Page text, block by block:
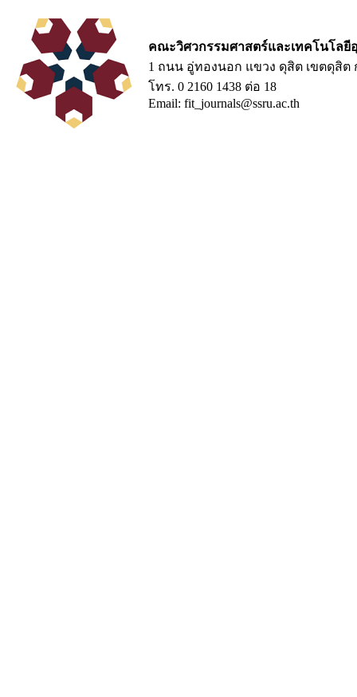
คณะวิศวกรรมศาสตร์และเทคโนโล
1 ถนน อู่ทองนอก แขวง ดุสิต เขตดุสิต
โทร. 0 2160 1438 ต่อ 18
Email: fit_journals@ssru.ac.th